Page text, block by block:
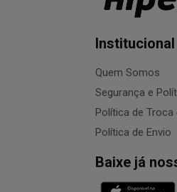
Institucional
Quem Somos
Segurança e
Política de Troca
Política de Envio
Baixe já